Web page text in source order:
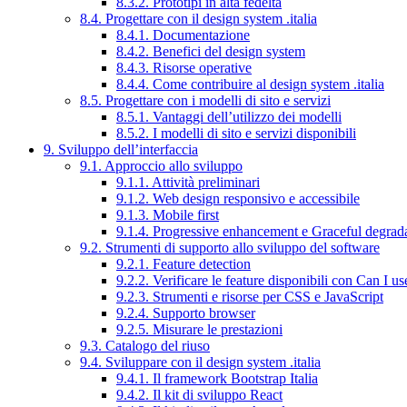
8.4. Progettare con il design system .italia
8.4.1. Documentazione
8.4.2. Benefici del design system
8.4.3. Risorse operative
8.4.4. Come contribuire al design system .italia
8.5. Progettare con i modelli di sito e servizi
8.5.1. Vantaggi dell’utilizzo dei modelli
8.5.2. I modelli di sito e servizi disponibili
9. Sviluppo dell’interfaccia
9.1. Approccio allo sviluppo
9.1.1. Attività preliminari
9.1.2. Web design responsivo e accessibile
9.1.3. Mobile first
9.1.4. Progressive enhancement e Graceful
9.2. Strumenti di supporto allo sviluppo del software
9.2.1. Feature detection
9.2.2. Verificare le feature disponibili con Can I
9.2.3. Strumenti e risorse per CSS e JavaScript
9.2.4. Supporto browser
9.2.5. Misurare le prestazioni
9.3. Catalogo del riuso
9.4. Sviluppare con il design system .italia
9.4.1. Il framework Bootstrap Italia
9.4.2. Il kit di sviluppo React